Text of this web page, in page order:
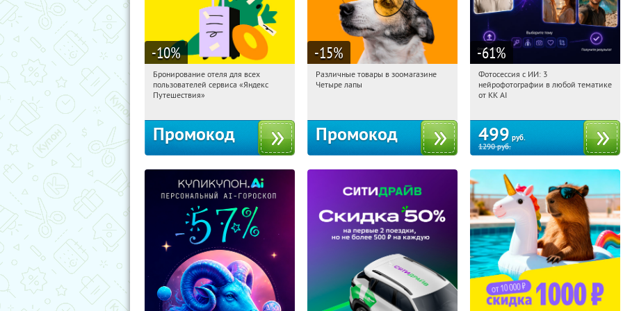
-10%
10:48:27
Получи первым!
Россия
Бронирование отеля для всех
пользователей сервиса «Яндекс
Путешествия»
Промокод
-15%
10:48:27
Получи первым!
Различные товары в зоомагазине
Четыре лапы
Промокод
-61%
10:48:27
Россия
Фотосессия с ИИ: 3
нейрофотографии в любой тематике
от KK AI
499 руб.
1290руб.